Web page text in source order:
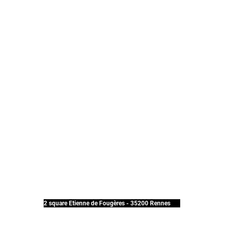
2 square Etienne de Fougères - 35200 Rennes